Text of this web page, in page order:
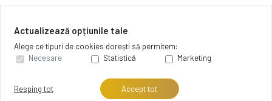
Actualizează opțiunile tale
Alege ce tipuri de cookies dorești să permitem:
Necesare
Statistică Marketing
Resping tot Accept tot